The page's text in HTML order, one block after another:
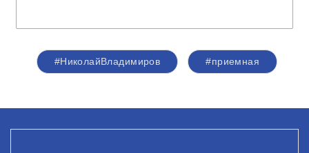
#НиколайВладимиров #приемная